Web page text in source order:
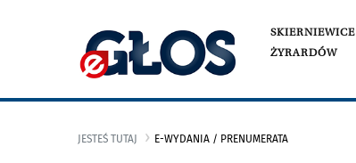
SKIERNIEWICE
ŻYRARDÓW
JESTEŚ TUTAJ E-WYDANIA / PRENUMERATA